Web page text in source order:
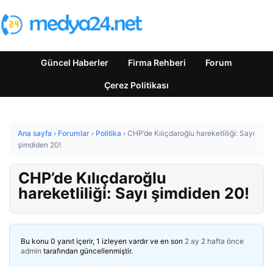
Güncel Haberler Firma Rehberi Forum
Çerez Politikası
Ana sayfa › Forumlar › Politika › CHP’de Kılıçdaroğlu hareketliliği: Sayı
şimdiden 20!
CHP’de Kılıçdaroğlu
hareketliliği: Sayı şimdiden 20!
Bu konu 0 yanıt içerir, 1 izleyen vardır ve en son 2 ay 2 hafta önce
admin tarafından güncellenmiştir.